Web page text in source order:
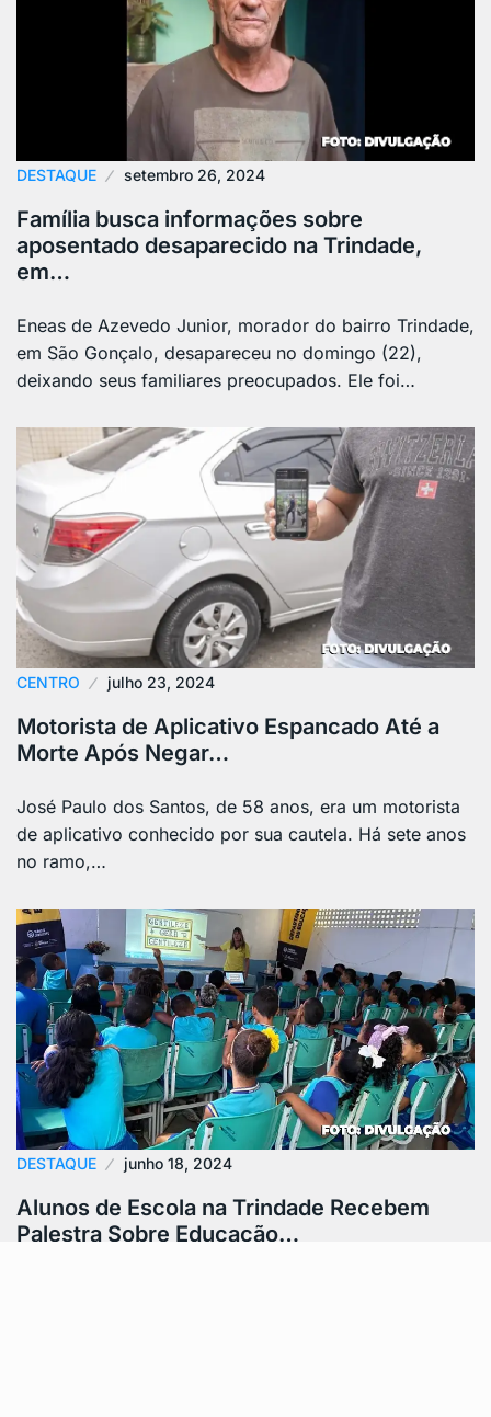
DESTAQUE setembro 26, 2024
Família busca informações sobre
aposentado desaparecido na Trindade,
em…
Eneas de Azevedo Junior, morador do bairro Trindade,
em São Gonçalo, desapareceu no domingo (22),
deixando seus familiares preocupados. Ele foi…
CENTRO julho 23, 2024
Motorista de Aplicativo Espancado Até a
Morte Após Negar…
José Paulo dos Santos, de 58 anos, era um motorista
de aplicativo conhecido por sua cautela. Há sete anos
no ramo,…
DESTAQUE junho 18, 2024
Alunos de Escola na Trindade Recebem
Palestra Sobre Educação…